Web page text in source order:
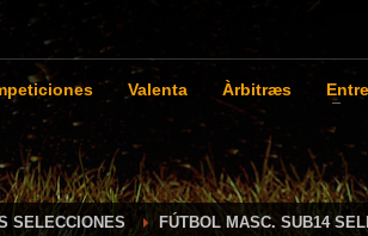
Valenta Àrbitræs
SELECCIONES FÚTBOL MASC. SUB14